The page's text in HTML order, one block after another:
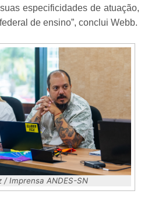
especificidades de atuação,
de ensino”, conclui Webb.
/ Imprensa ANDES-SN